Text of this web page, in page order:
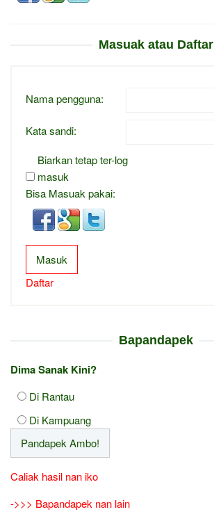
Masuak atau Daftar
Nama pengguna:
Kata sandi:
Biarkan tetap ter-log
masuk
Bisa Masuak pakai:
Masuk
Daftar
Bapandapek
Dima Sanak Kini?
Di Rantau
Di Kampuang
Caliak hasil nan iko
->>> Bapandapek nan lain